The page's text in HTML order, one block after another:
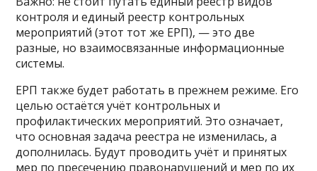
контроля и единый реестр контрольных
мероприятий (этот тот же ЕРП), — это две
разные, но взаимосвязанные информационные
системы.
ЕРП также будет работать в прежнем режиме. Его
целью остаётся учёт контрольных и
профилактических мероприятий. Это означает,
что основная задача реестра не изменилась, а
дополнилась. Будут проводить учёт и принятых
мер по пресечению правонарушений и мер по их